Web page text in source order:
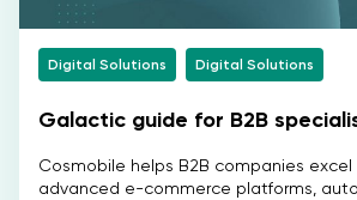
EN
Digital Solutions Digital Solutions
Galactic guide for B2B
Cosmobile helps B2B companies excel
advanced e-commerce platforms,